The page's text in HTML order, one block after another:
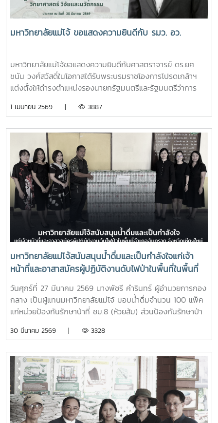
มหาวิทยาลัยแม่โจ้ ขอแสดงความยินดีกับ รมว. อว.
มหาวิทยาลัยแม่โจ้ขอแสดงความยินดีกับศาสตราจารย์ ดร.ยศ
ชนัน วงศ์สวัสดิ์ในโอกาสได้รับพระบรมราชโองการโปรดเกล้าฯ
แต่งตั้งให้ดำรงตำแหน่งรองนายกรัฐมนตรีและรัฐมนตรีว่าการ
ณ วันที่ 30 มีนาคม 2569
1 เมษายน 2569 | 3887
มหาวิทยาลัยแม่โจ้สนับสนุนน้ำดื่มและเป็นกำลังใจแก่เจ้า
หน้าที่และอาสาสมัครผู้ปฏิบัติงานดับไฟป่าในพื้นที่ในพื้นที่
อำเภอสันทราย จังหวัดเชียงใหม่
วันศุกร์ที่ 27 มีนาคม 2569 นางพัชรี คำรินทร์ ผู้อำนวยการกอง
กลาง เป็นผู้แทนมหาวิทยาลัยแม่โจ้ มอบน้ำดื่มจำนวน 100 แพ็ค
แก่หน่วยป้องกันรักษาป่าที่ ชม.8 (ห้วยส้ม) ส่วนป้องกันรักษาป่า
(เชียงใหม่) เพื่อใช้สนับสนุนการปฏิบัติงานของเจ้าหน้าที่ที่ปฏิบัติ
หน้าที่และอาสาสมัครผู้ปฏิบัติงานดับไฟป่าในพื้นที่ในพื้นที่อำเภอ
สันทราย จังหวัดเชียงใหม่
30 มีนาคม 2569 | 3328